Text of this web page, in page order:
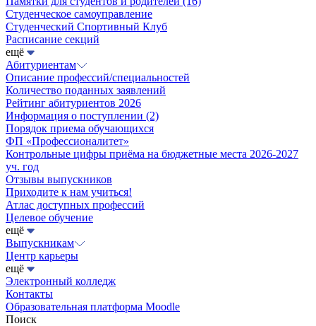
Студенческое самоуправление
Студенческий Спортивный Клуб
Расписание секций
ещё
Абитуриентам
Описание профессий/специальностей
Количество поданных заявлений
Рейтинг абитуриентов 2026
Информация о поступлении (2)
Порядок приема обучающихся
ФП «Профессионалитет»
Контрольные цифры приёма на бюджетные места 2026-2027
уч. год
Отзывы выпускников
Приходите к нам учиться!
Атлас доступных профессий
Целевое обучение
ещё
Выпускникам
Центр карьеры
ещё
Электронный колледж
Контакты
Образовательная платформа Moodle
Поиск